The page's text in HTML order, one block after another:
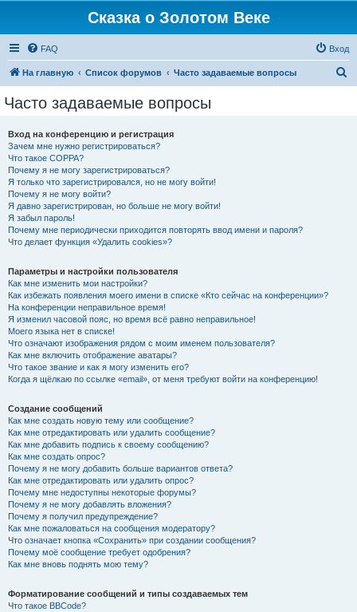
Сказка о Золотом Веке
FAQ Вход
На главную Список форумов Часто задаваемые вопросы
Часто задаваемые вопросы
Вход на конференцию и регистрация
Зачем мне нужно регистрироваться?
Что такое COPPA?
Почему я не могу зарегистрироваться?
Я только что зарегистрировался, но не могу войти!
Почему я не могу войти?
Я давно зарегистрирован, но больше не могу войти!
Я забыл пароль!
Почему мне периодически приходится повторять ввод имени и пароля?
Что делает функция «Удалить cookies»?
Параметры и настройки пользователя
Как мне изменить мои настройки?
Как избежать появления моего имени в списке «Кто сейчас на конференции»?
На конференции неправильное время!
Я изменил часовой пояс, но время всё равно неправильное!
Моего языка нет в списке!
Что означают изображения рядом с моим именем пользователя?
Как мне включить отображение аватары?
Что такое звание и как я могу изменить его?
Когда я щёлкаю по ссылке «email», от меня требуют войти на конференцию!
Создание сообщений
Как мне создать новую тему или сообщение?
Как мне отредактировать или удалить сообщение?
Как мне добавить подпись к своему сообщению?
Как мне создать опрос?
Почему я не могу добавить больше вариантов ответа?
Как мне отредактировать или удалить опрос?
Почему мне недоступны некоторые форумы?
Почему я не могу добавлять вложения?
Почему я получил предупреждение?
Как мне пожаловаться на сообщения модератору?
Что означает кнопка «Сохранить» при создании сообщения?
Почему моё сообщение требует одобрения?
Как мне вновь поднять мою тему?
Форматирование сообщений и типы создаваемых тем
Что такое BBCode?